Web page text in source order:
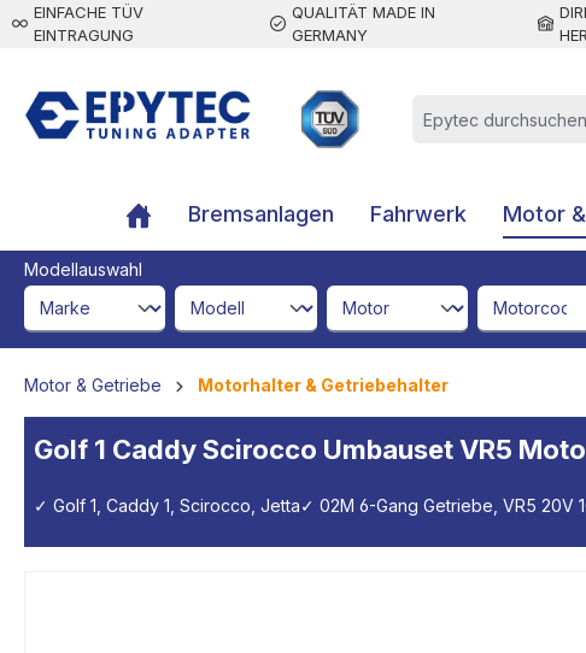
springen
EINFACHE TÜV
EINTRAGUNG
QUALITÄT MADE IN
GERMANY
Bremsanlagen Fahrwerk Motor
Modellauswahl
brandId
modelId engineId engineCodeId
Motor & Getriebe Motorhalter & Getriebehalter
Golf 1 Caddy Scirocco Umbauset VR5
✓ Golf 1, Caddy 1, Scirocco, Jetta✓ 02M 6-Gang Getriebe, VR5 20V